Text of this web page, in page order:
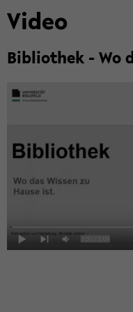
Video
Bi­blio­thek - Wo